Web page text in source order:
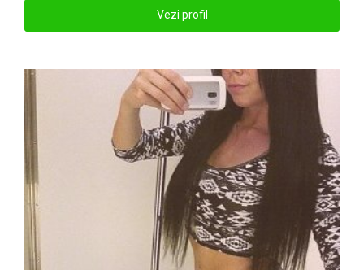
Vezi profil